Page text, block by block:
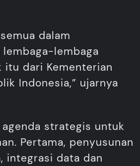
dalam
lembaga-lembaga
dari Kementerian
Indonesia,” ujarnya
strategis untuk
Pertama, penyusunan
integrasi data dan